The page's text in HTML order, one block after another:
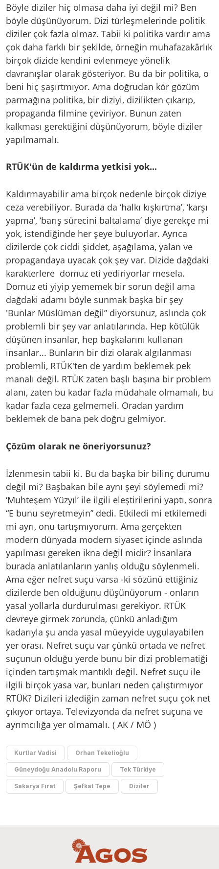
Böyle diziler hiç olmasa daha iyi değil mi? Ben
böyle düşünüyorum. Dizi türleşmelerinde politik
diziler çok fazla olmaz. Tabii ki politika vardır ama
çok daha farklı bir şekilde, örneğin muhafazakârlık
birçok dizide kendini evlenmeye yönelik
davranışlar olarak gösteriyor. Bu da bir politika, o
beni hiç şaşırtmıyor. Ama doğrudan kör gözüm
parmağına politika, bir diziyi, dizilikten çıkarıp,
propaganda filmine çeviriyor. Bunun zaten
kalkması gerektiğini düşünüyorum, böyle diziler
yapılmamalı.
RTÜK'ün de kaldırma yetkisi yok...
Kaldırmayabilir ama birçok nedenle birçok diziye
ceza verebiliyor. Burada da ‘halkı kışkırtma’, ‘karşı
yapma’, ‘barış sürecini baltalama’ diye gerekçe mi
yok, istendiğinde her şeye buluyorlar. Ayrıca
dizilerde çok ciddi şiddet, aşağılama, yalan ve
propagandaya uyacak çok şey var. Dizide dağdaki
karakterlere domuz eti yediriyorlar mesela.
Domuz eti yiyip yememek bir sorun değil ama
dağdaki adamı böyle sunmak başka bir şey
'Bunlar Müslüman değil” diyorsunuz, aslında çok
problemli bir şey var anlatılarında. Hep kötülük
düşünen insanlar, hep başkalarını kullanan
insanlar... Bunların bir dizi olarak algılanması
problemli, RTÜK'ten de yardım beklemek pek
manalı değil. RTÜK zaten başlı başına bir problem
alanı, zaten bu kadar fazla müdahale olmamalı, bu
kadar fazla ceza gelmemeli. Oradan yardım
beklemek de bana pek doğru gelmiyor.
Çözüm olarak ne öneriyorsunuz?
İzlenmesin tabii ki. Bu da başka bir bilinç durumu
değil mi? Başbakan bile aynı şeyi söylemedi mi?
‘Muhteşem Yüzyıl’ ile ilgili eleştirilerini yaptı, sonra
“E bunu seyretmeyin” dedi. Etkiledi mi etkilemedi
mi ayrı, onu tartışmıyorum. Ama gerçekten
modern dünyada modern siyaset içinde aslında
yapılması gereken ikna değil midir? İnsanlara
burada anlatılanların yanlış olduğu söylenmeli.
Ama eğer nefret suçu varsa -ki sözünü ettiğiniz
dizilerde ben olduğunu düşünüyorum - onların
yasal yollarla durdurulması gerekiyor. RTÜK
devreye girmek zorunda, çünkü anladığım
kadarıyla şu anda yasal müeyyide uygulayabilen
yer orası. Nefret suçu var çünkü ortada ve nefret
suçunun olduğu yerde bunu bir dizi problematiği
içinden tartışmak mantıklı değil. Nefret suçu ile
ilgili birçok yasa var, bunları neden çalıştırmıyor
RTÜK? Dizileri izlediğin zaman nefret suçu çok net
çıkıyor ortaya. Televizyonda da nefret suçuna ve
ayrımcılığa yer olmamalı. ( AK / MÖ )
Kurtlar Vadisi Orhan Tekelioğlu
Güneydoğu Anadolu Raporu Tek Türkiye
Sakarya Fırat Şefkat Tepe Diziler